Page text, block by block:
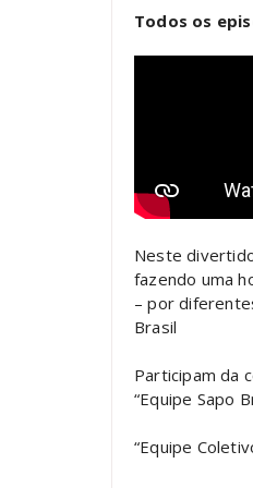
Todos os
Neste
fazendo uma
– por
Brasil
Participam da
“Equipe Sapo
“Equipe